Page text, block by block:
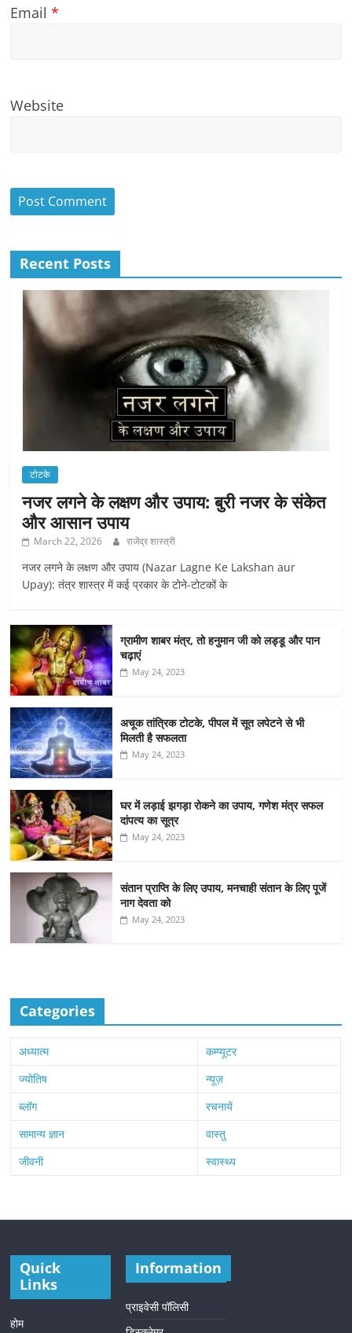
Email*
Website
Recent Posts
टोटके
नजर लगने के लक्षण और उपाय: बुरी नजर के संकेत
और आसान उपाय
March 22, 2026 राजेंद्र शास्त्री
नजर लगने के लक्षण और उपाय (Nazar Lagne Ke Lakshan aur
Upay): तंत्र शास्त्र में कई प्रकार के टोने-टोटकों के
ग्रामीण शाबर मंत्र, तो हनुमान जी को लड्डू और पान
चढ़ाएं
May 24, 2023
अचूक तांत्रिक टोटके, पीपल में सूत लपेटने से भी
मिलती है सफलता
May 24, 2023
घर में लड़ाई झगड़ा रोकने का उपाय, गणेश मंत्र सफल
दांपत्य का सूत्र
May 24, 2023
संतान प्राप्ति के लिए उपाय, मनचाही संतान के लिए पूजें
नाग देवता को
May 24, 2023
Categories
अध्यात्म
कम्प्यूटर
ज्योतिष
न्यूज़
ब्लॉग
रचनायें
सामान्य ज्ञान
वास्तु
जीवनी
स्वास्थ्य
Quick
Links
होम
Information
प्राइवेसी पॉलिसी